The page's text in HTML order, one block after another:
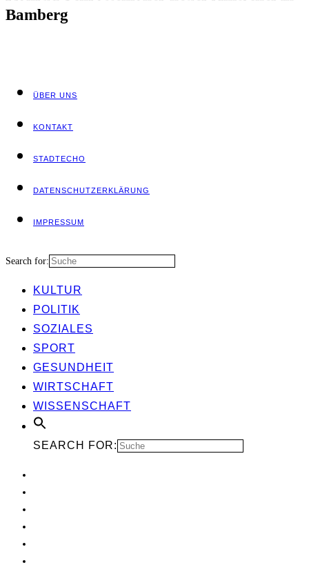
Bamberg
ÜBER UNS
KON­TAKT
STADT­ECHO
DATEN­SCHUTZ­ER­KLÄ­RUNG
IMPRES­SUM
Search for:
KUL­TUR
POLI­TIK
SOZIA­LES
SPORT
GESUND­HEIT
WIRT­SCHAFT
WIS­SEN­SCHAFT
SEARCH FOR: